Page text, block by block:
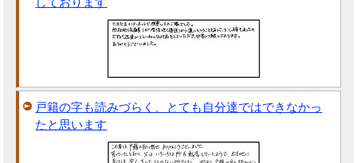
戸籍の字も読みづらく、とても自分達ではできなかっ
たと思います